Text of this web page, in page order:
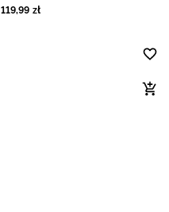
119,99 zł